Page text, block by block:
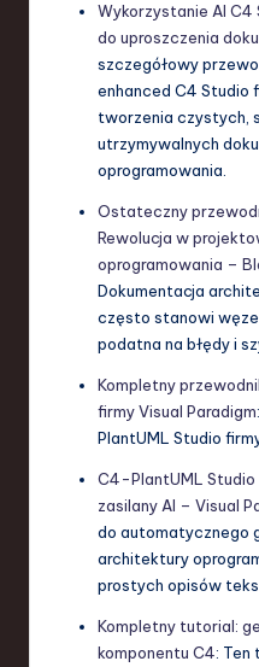
Wykorzystanie AI C4
do uproszczenia
szczegółowy
enhanced C4 Studio
tworzenia czystych,
utrzymywalnych
oprogramowania.
Ostateczny
Rewolucja w
oprogramowania –
Dokumentacja
często stanowi
podatna na błędy i
Kompletny
firmy Visual Paradigm
PlantUML Studio
C4-PlantUML
zasilany AI – Visual
do automatycznego
architektury
prostych opisów
Kompletny tutorial:
komponentu C4: Ten